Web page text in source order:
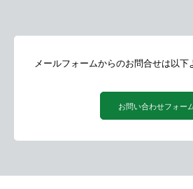
メールフォームからのお問合せは以下
お問い合わせフォー